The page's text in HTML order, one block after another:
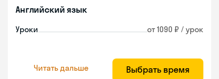
Английский язык
Уроки от 1090 ₽ / урок
Читать дальше Выбрать время